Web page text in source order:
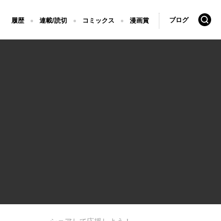
履歴 連載/読切 コミックス 漫画賞 ブログ 検索